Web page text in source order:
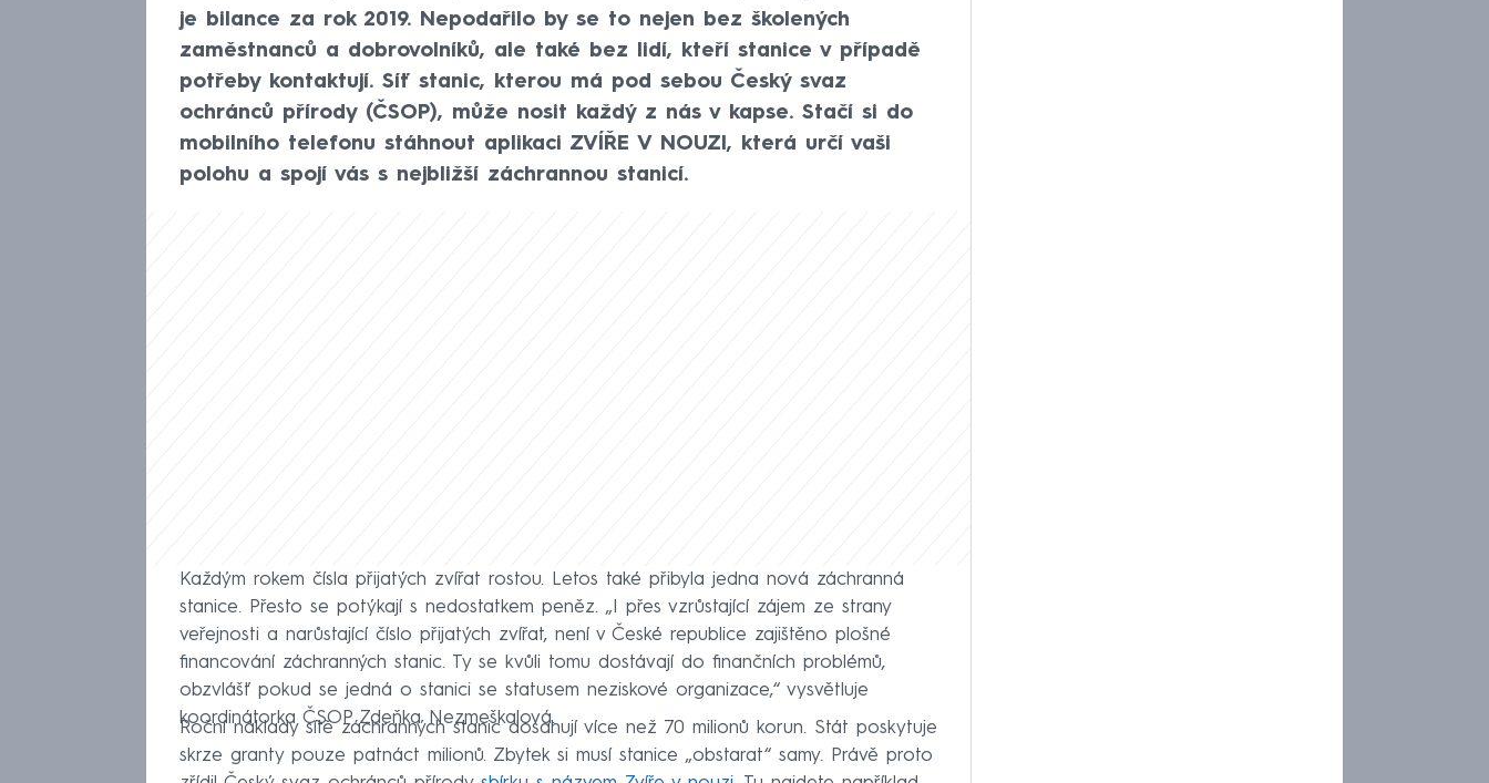
je bilance za rok 2019. Nepodařilo by se to nejen bez školených
zaměstnanců a dobrovolníků, ale také bez lidí, kteří stanice v případě
potřeby kontaktují. Síť stanic, kterou má pod sebou Český svaz
ochránců přírody (ČSOP), může nosit každý z nás v kapse. Stačí si do
mobilního telefonu stáhnout aplikaci ZVÍŘE V NOUZI, která určí vaši
polohu a spojí vás s nejbližší záchrannou stanicí.
Každým rokem čísla přijatých zvířat rostou. Letos také přibyla jedna nová záchranná
stanice. Přesto se potýkají s nedostatkem peněz. „I přes vzrůstající zájem ze strany
veřejnosti a narůstající číslo přijatých zvířat, není v České republice zajištěno plošné
financování záchranných stanic. Ty se kvůli tomu dostávají do finančních problémů,
obzvlášť pokud se jedná o stanici se statusem neziskové organizace,“ vysvětluje
koordinátorka ČSOP Zdeňka Nezmeškalová.
Roční náklady sítě záchranných stanic dosahují více než 70 milionů korun. Stát poskytuje
skrze granty pouze patnáct milionů. Zbytek si musí stanice „obstarat“ samy. Právě proto